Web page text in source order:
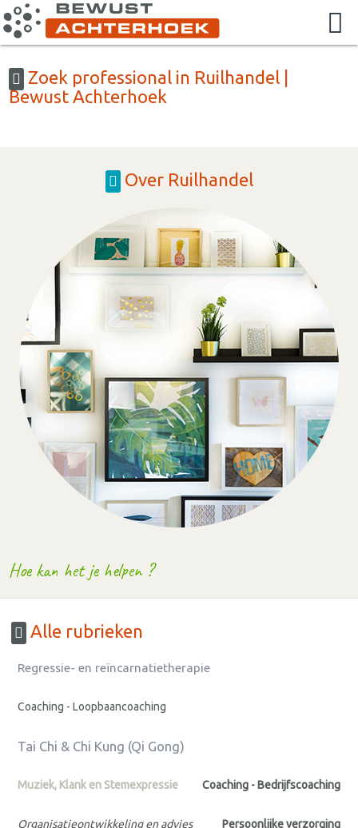
Zoek professional in Ruilhandel |
Bewust Achterhoek
Over Ruilhandel
Hoe kan het je helpen ?
Alle rubrieken
Regressie- en reïncarnatietherapie
Coaching - Loopbaancoaching
Tai Chi & Chi Kung (Qi Gong)
Muziek, Klank en Stemexpressie Coaching - Bedrijfscoaching
Organisatieontwikkeling en advies Persoonlijke verzorging